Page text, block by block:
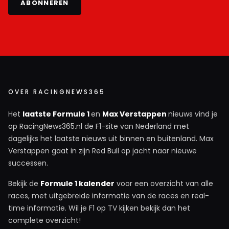
samen bij Mercedes hadden gereden weet ik zeker
Zegt de Leclerc avatar...
BerndvwPassat
27 december 2019 12:27
Ja idd en deed er geen 5 jaar over 😜
VincZ
27 december 2019 10:50
Ik denk dat ergeren veel te sterk is aangezet. Dat
Hamilton het in de gaten houdt is echter logisch, hij
ABONNEREN
OVER RACINGNEWS365
Het laatste Formule 1en Max Verstappen nieuws vind je
op RacingNews365.nl de F1-site van Nederland met
dagelijks het laatste nieuws uit binnen en buitenland. Max
Verstappen gaat in zijn Red Bull op jacht naar nieuwe
successen.
Bekijk de Formule 1 kalender voor een overzicht van alle
races, met uitgebreide informatie van de races en real-
time informatie. Wil je F1 op TV kijken bekijk dan het
complete overzicht!